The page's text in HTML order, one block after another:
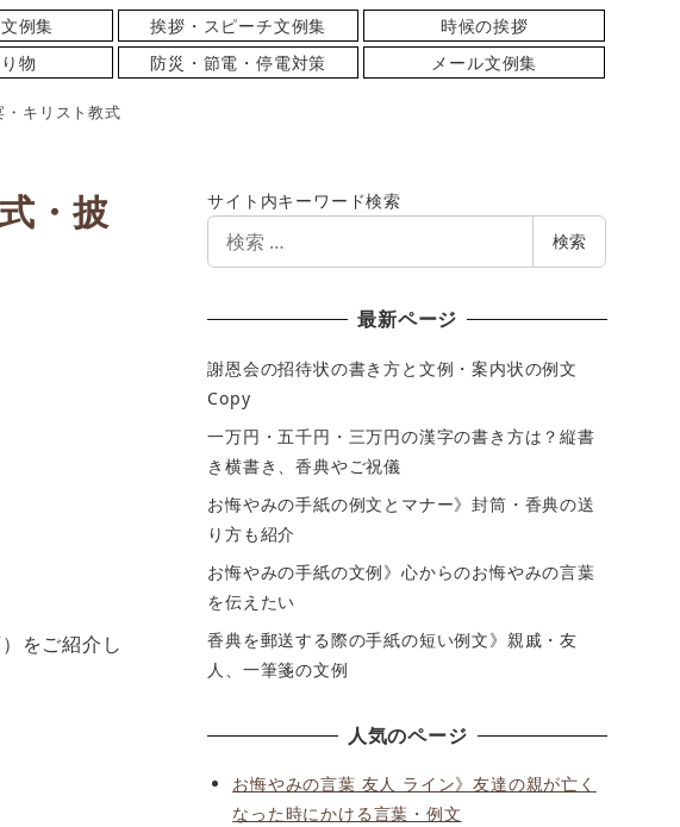
例集 挨拶・スピーチ文例集
時候の挨拶
物 防災・節電・停電対策 メール文例集
・キリスト教式
・披
をご紹介し
サイト内キーワード検索
索
検索
最新ページ
謝恩会の招待状の書き方と文例・案内状の例文
Copy
一万円・五千円・三万円の漢字の書き方は？縦書
き横書き、香典やご祝儀
お悔やみの手紙の例文とマナー》封筒・香典の送
り方も紹介
お悔やみの手紙の文例》心からのお悔やみの言葉
を伝えたい
香典を郵送する際の手紙の短い例文》親戚・友
人、一筆箋の文例
人気のページ
お悔やみの言葉 友人 ライン》友達の親が亡く
なった時にかける言葉・例文